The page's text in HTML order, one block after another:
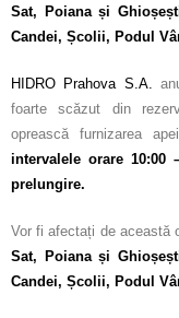
Sat, Poiana și
Candei, Școlii, Podul
HIDRO Prahova S.A.
foarte scăzut din
oprească furnizarea
intervalele orare 10:00
prelungire.
Vor fi afectați de această
Sat, Poiana și
Candei, Școlii, Podul